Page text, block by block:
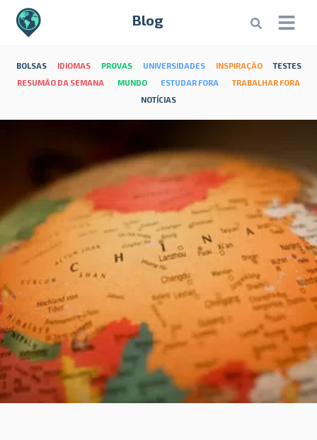
Blog
BOLSAS IDIOMAS PROVAS UNIVERSIDADES INSPIRAÇÃO
TESTES
RESUMÃO DA SEMANA
MUNDO ESTUDAR FORA
TRABALHAR FORA
NOTÍCIAS